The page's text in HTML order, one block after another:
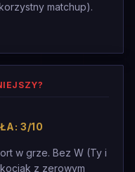
matchup).
3/10
w grze. Bez W (Ty i
z zerowym